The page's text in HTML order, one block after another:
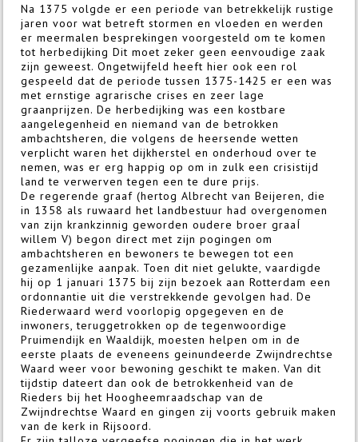
Na 1375 volgde er een periode van betrekkelijk rustige
jaren voor wat betreft stormen en vloeden en werden
er meermalen besprekingen voorgesteld om te komen
tot herbedijking Dit moet zeker geen eenvoudige zaak
zijn geweest. Ongetwijfeld heeft hier ook een rol
gespeeld dat de periode tussen 1375-1425 er een was
met ernstige agrarische crises en zeer lage
graanprijzen. De herbedijking was een kostbare
aangelegenheid en niemand van de betrokken
ambachtsheren, die volgens de heersende wetten
verplicht waren het dijkherstel en onderhoud over te
nemen, was er erg happig op om in zulk een crisistijd
land te verwerven tegen een te dure prijs.
De regerende graaf (hertog Albrecht van Beijeren, die
in 1358 als ruwaard het landbestuur had overgenomen
van zijn krankzinnig geworden oudere broer graaÍ
willem V) begon direct met zijn pogingen om
ambachtsheren en bewoners te bewegen tot een
gezamenlijke aanpak. Toen dit niet gelukte, vaardigde
hij op 1 januari 1375 bij zijn bezoek aan Rotterdam een
ordonnantie uit die verstrekkende gevolgen had. De
Riederwaard werd voorlopig opgegeven en de
inwoners, teruggetrokken op de tegenwoordige
Pruimendijk en Waaldijk, moesten helpen om in de
eerste plaats de eveneens geinundeerde Zwijndrechtse
Waard weer voor bewoning geschikt te maken. Van dit
tijdstip dateert dan ook de betrokkenheid van de
Rieders bij het Hoogheemraadschap van de
Zwijndrechtse Waard en gingen zij voorts gebruik maken
van de kerk in Rijsoord.